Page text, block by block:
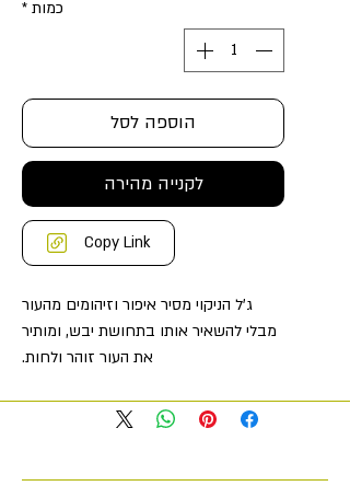
כמות *
הוספה לסל
לקנייה מהירה
Copy Link
ג'ל הניקוי מסיר איפור וזיהומים מהעור
מבלי להשאיר אותו בתחושת יבש, ומותיר
את העור זוהר ולחות.